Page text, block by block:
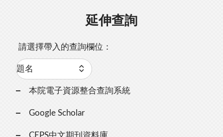
延伸查詢
請選擇帶入的查詢欄位：
本院電子資源整合查詢系統
Google Scholar
CEPS中文期刊資料庫